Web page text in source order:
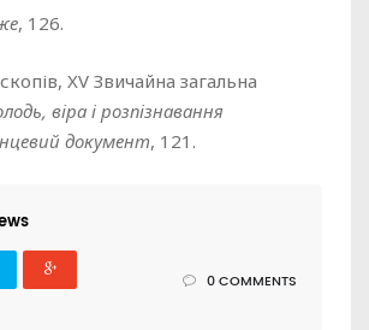
, 126.
XV Звичайна загальна
віра і розпізнавання
документ, 121.
0 COMMENTS